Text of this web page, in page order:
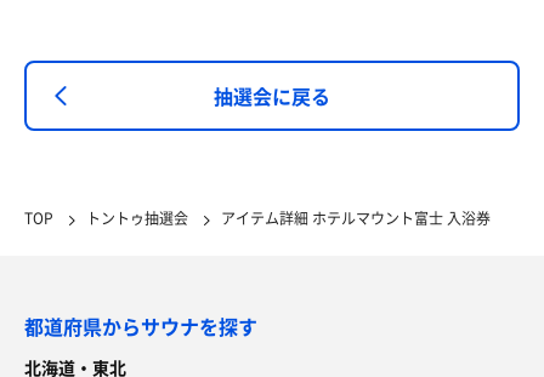
抽選会に戻る
TOP トントゥ抽選会 アイテム詳細 ホテルマウント富士 入浴券
都道府県からサウナを探す
北海道・東北